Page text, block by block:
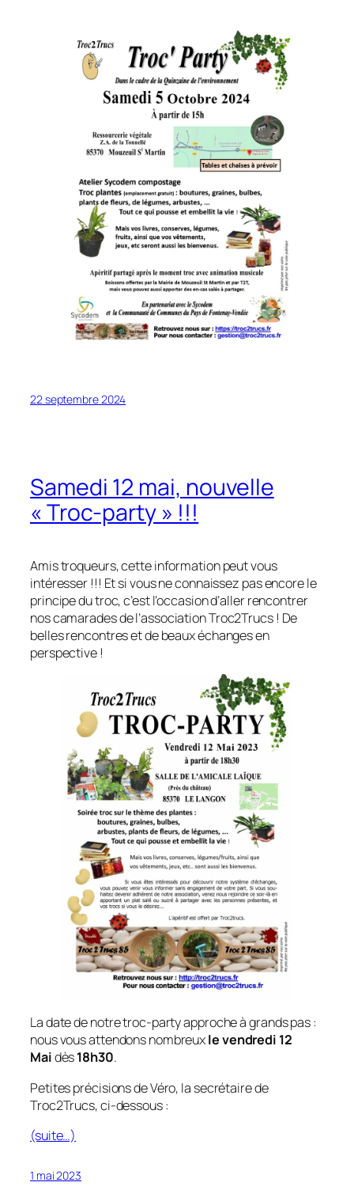
22 septembre 2024
Samedi 12 mai, nouvelle
« Troc-party » !!!
Amis troqueurs, cette information peut vous
intéresser !!! Et si vous ne connaissez pas encore le
principe du troc, c’est l’occasion d’aller rencontrer
nos camarades de l’association Troc2Trucs ! De
belles rencontres et de beaux échanges en
perspective !
La date de notre troc-party approche à grands pas :
nous vous attendons nombreuxle vendredi 12
Maidès18h30.
Petites précisions de Véro, la secrétaire de
Troc2Trucs, ci-dessous :
(suite…)
1 mai 2023